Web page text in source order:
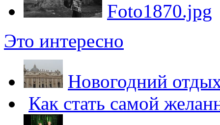
Foto1870.jpg
Это интересно
Новогодний
Как стать самой